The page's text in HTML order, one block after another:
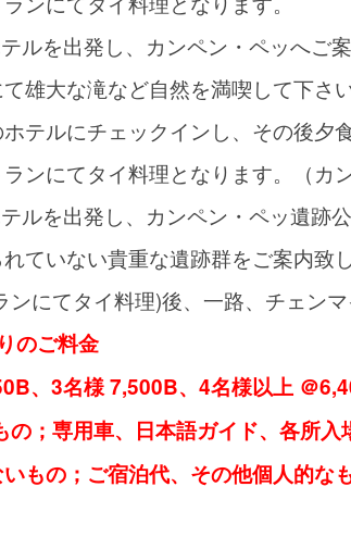
ルを出発し、カンペン・ペッへご案
雄大な滝など自然を満喫して下さい
テルにチェックインし、その後夕
ンにてタイ料理となります。（カ
ルを出発し、カンペン・ペッ遺跡公
ていない貴重な遺跡群をご案内致し
にてタイ料理)後、一路、チェンマ
のご料金
、3名様 7,500B、4名様以上 ＠
の；専用車、日本語ガイド、各所
いもの；ご宿泊代、その他個人的な